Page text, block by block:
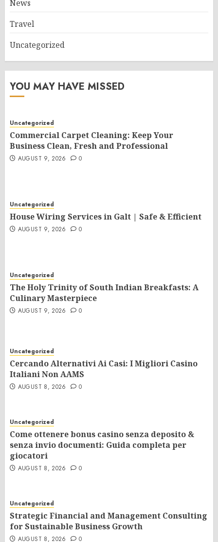
News
Travel
Uncategorized
YOU MAY HAVE MISSED
Uncategorized
Commercial Carpet Cleaning: Keep Your
Business Clean, Fresh and Professional
AUGUST 9, 2026 0
Uncategorized
House Wiring Services in Galt | Safe & Efficient
AUGUST 9, 2026 0
Uncategorized
The Holy Trinity of South Indian Breakfasts: A
Culinary Masterpiece
AUGUST 9, 2026 0
Uncategorized
Cercando Alternativi Ai Casi: I Migliori Casino
Italiani Non AAMS
AUGUST 8, 2026 0
Uncategorized
Come ottenere bonus casino senza deposito &
senza invio documenti: Guida completa per
giocatori
AUGUST 8, 2026 0
Uncategorized
Strategic Financial and Management Consulting
for Sustainable Business Growth
AUGUST 8, 2026 0